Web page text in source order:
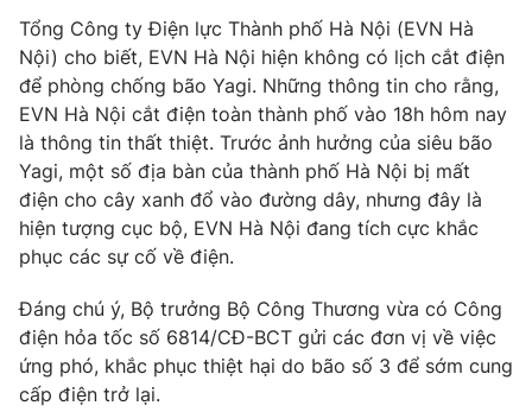
Sản phẩm
Thị trường
Tư vấn
Lịch phát sóng
Chuyên mục khác
Emagazine Podcast
Photo
Video Shorts video
VTV Money
Tổng Công ty Điện lực Thành phố Hà Nội (EVN Hà
Nội) cho biết, EVN Hà Nội hiện không có lịch cắt điện
để phòng chống bão Yagi. Những thông tin cho rằng,
EVN Hà Nội cắt điện toàn thành phố vào 18h hôm nay
là thông tin thất thiệt. Trước ảnh hưởng của siêu bão
Yagi, một số địa bàn của thành phố Hà Nội bị mất
điện cho cây xanh đổ vào đường dây, nhưng đây là
hiện tượng cục bộ, EVN Hà Nội đang tích cực khắc
phục các sự cố về điện.
Đáng chú ý, Bộ trưởng Bộ Công Thương vừa có Công
điện hỏa tốc số 6814/CĐ-BCT gửi các đơn vị về việc
ứng phó, khắc phục thiệt hại do bão số 3 để sớm cung
cấp điện trở lại.